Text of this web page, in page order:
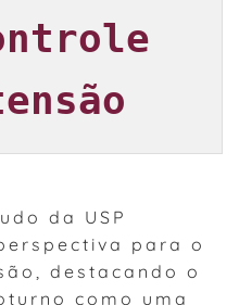
da USP
para o
destacando o
como uma